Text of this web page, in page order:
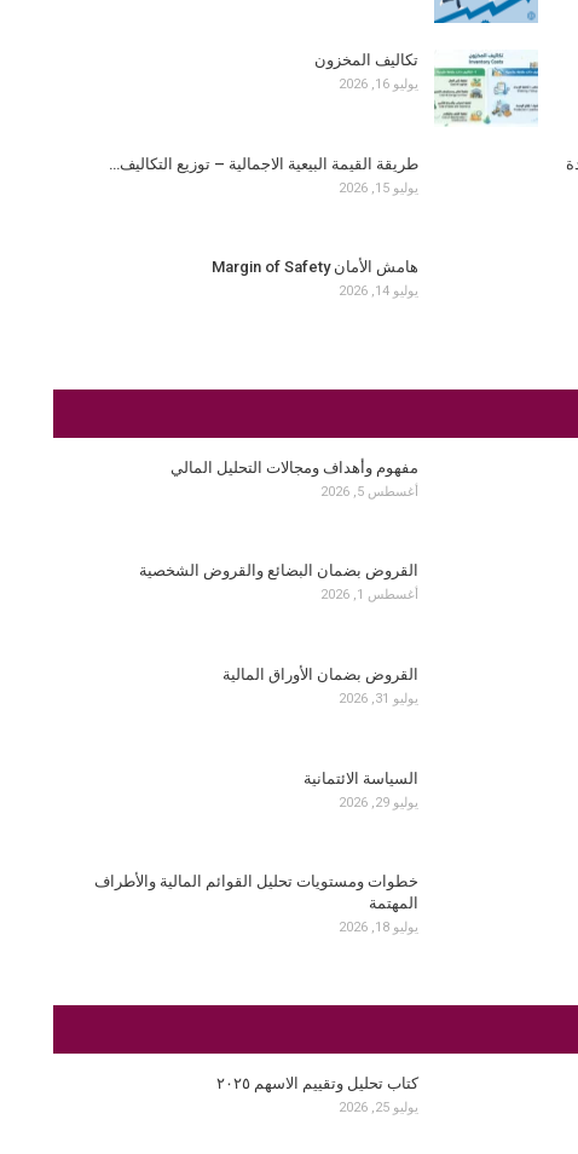
تكاليف المخزون
يوليو 16, 2026
طريقة القيمة البيعية الاجمالية – توزيع التكاليف…
يوليو 15, 2026
هامش الأمان Margin of Safety
يوليو 14, 2026
مفهوم وأهداف ومجالات التحليل المالي
أغسطس 5, 2026
القروض بضمان البضائع والقروض الشخصية
أغسطس 1, 2026
القروض بضمان الأوراق المالية
يوليو 31, 2026
السياسة الائتمانية
يوليو 29, 2026
خطوات ومستويات تحليل القوائم المالية والأطراف
المهتمة
يوليو 18, 2026
كتاب تحليل وتقييم الاسهم ٢٠٢٥
يوليو 25, 2026